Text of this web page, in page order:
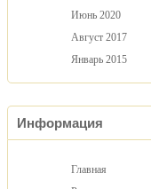
Июнь 2020
Август 2017
Январь 2015
Информация
Главная